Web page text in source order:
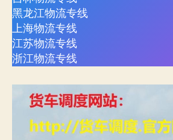
黑龙江物流专线
上海物流专线
江苏物流专线
浙江物流专线